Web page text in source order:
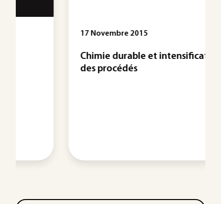
17 Novembre 2015
Chimie durable et intensification
des procédés